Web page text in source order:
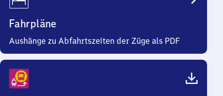
Fahrpläne
Aushänge zu Abfahrtszeiten der Züge als PDF